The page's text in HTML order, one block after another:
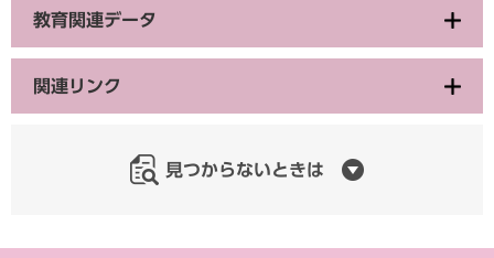
教育関連データ
関連リンク
見つからないときは